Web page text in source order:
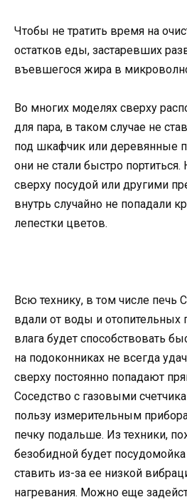
Чтобы не тратить время на
остатков еды, застаревших
въевшегося жира в
Во многих моделях сверху
для пара, в таком случае не
под шкафчик или деревянные
они не стали быстро портиться.
сверху посудой или другими
внутрь случайно не попадали
лепестки цветов.
Всю технику, в том числе печь
вдали от воды и отопительных
влага будет способствовать
на подоконниках не всегда
сверху постоянно попадают
Соседство с газовыми
пользу измерительным
печку подальше. Из техники,
безобидной будет
ставить из-за ее низкой
нагревания. Можно еще